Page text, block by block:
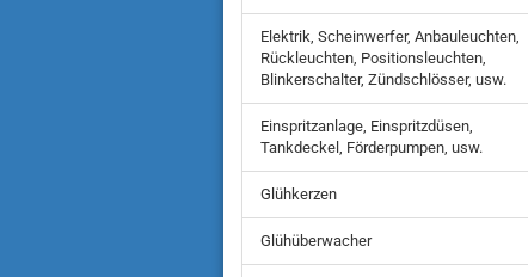
Elektrik, Scheinwerfer, Anbauleuchten,
Rückleuchten, Positionsleuchten,
Blinkerschalter, Zündschlösser, usw.
Einspritzanlage, Einspritzdüsen,
Tankdeckel, Förderpumpen, usw.
Glühkerzen
Glühüberwacher